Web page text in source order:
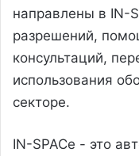
направлены в IN-
разрешений,
консультаций,
использования
секторе.
IN-SPACe - это